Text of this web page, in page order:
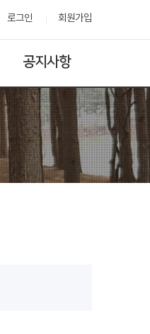
로그인 회원가입
공지사항